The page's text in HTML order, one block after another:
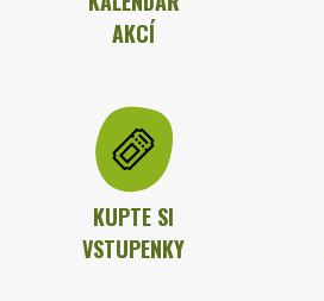
AKCÍ
KUPTE SI
VSTUPENKY